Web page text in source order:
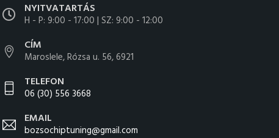
NYITVATARTÁS
H - P: 9:00 - 17:00 | SZ: 9:00 - 12:00
CÍM
Maroslele, Rózsa u. 56, 6921
TELEFON
06 (30) 556 3668
EMAIL
bozsochiptuning@gmail.com